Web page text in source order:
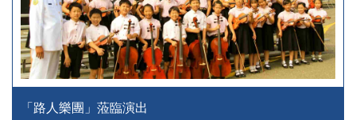
「路人樂團」蒞臨演出